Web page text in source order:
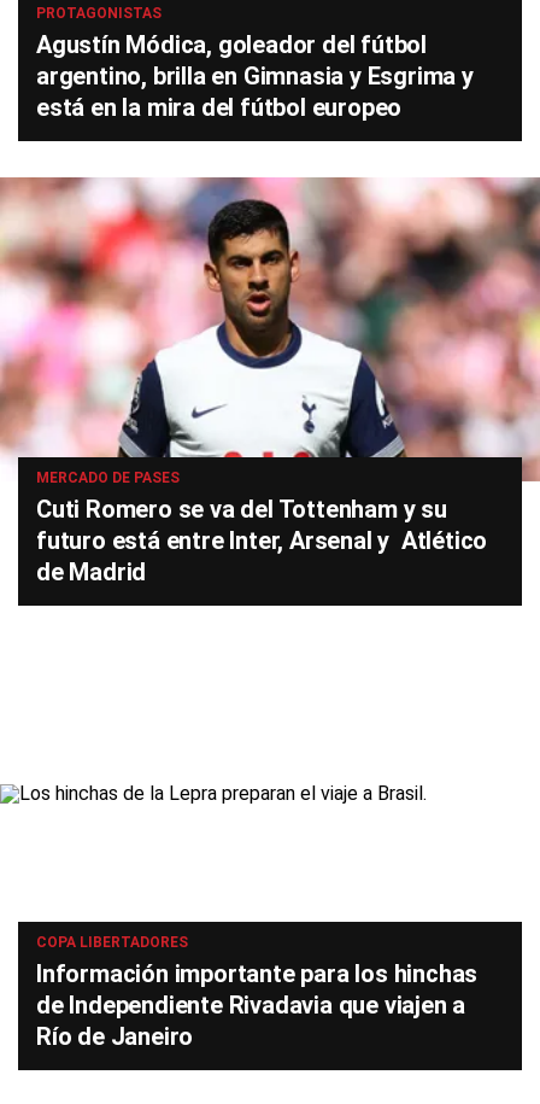
PROTAGONISTAS
Agustín Módica, goleador del fútbol
argentino, brilla en Gimnasia y Esgrima y
está en la mira del fútbol europeo
MERCADO DE PASES
Cuti Romero se va del Tottenham y su
futuro está entre Inter, Arsenal y Atlético
de Madrid
COPA LIBERTADORES
Información importante para los hinchas
de Independiente Rivadavia que viajen a
Río de Janeiro